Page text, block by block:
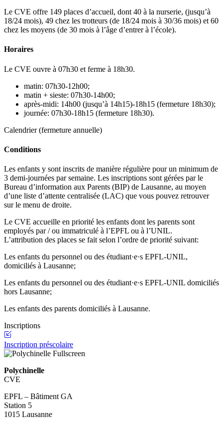
Le CVE offre 149 places d’accueil, dont 40 à la nurserie, (jusqu’à
18/24 mois), 49 chez les trotteurs (de 18/24 mois à 30/36 mois) et 60
chez les moyens (de 30 mois à l’âge d’entrer à l’école).
Horaires
Le CVE ouvre à 07h30 et ferme à 18h30.
matin: 07h30-12h00;
matin + sieste: 07h30-14h00;
après-midi: 14h00 (jusqu’à 14h15)-18h15 (fermeture 18h30);
journée: 07h30-18h15 (fermeture 18h30).
Calendrier (fermeture annuelle)
Conditions
Les enfants y sont inscrits de manière régulière pour un minimum de
3 demi-journées par semaine. Les inscriptions sont gérées par le
Bureau d’information aux Parents (BIP) de Lausanne, au moyen
d’une liste d’attente centralisée (LAC) que vous pouvez retrouver
sur le menu de droite.
Le CVE accueille en priorité les enfants dont les parents sont
employés par / ou immatriculé à l’EPFL ou à l’UNIL.
L’attribution des places se fait selon l’ordre de priorité suivant:
Les enfants du personnel ou des étudiant·e·s EPFL-UNIL,
domiciliés à Lausanne;
Les enfants du personnel ou des étudiant·e·s EPFL-UNIL domiciliés
hors Lausanne;
Les enfants des parents domiciliés à Lausanne.
Inscriptions
Inscription préscolaire
Fullscreen
Polychinelle
CVE
EPFL – Bâtiment GA
Station 5
1015 Lausanne